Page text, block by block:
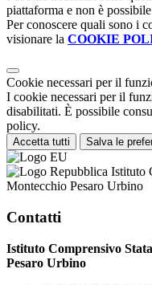
piattaforma e non è
Per conoscere quali sono i
visionare la COOKIE
Cookie necessari per il
I cookie necessari per il
disabilitati. È possibile
policy.
Accetta tutti Salva le
Istituto
Montecchio Pesaro Urbino
Contatti
Istituto Comprensivo
Pesaro Urbino